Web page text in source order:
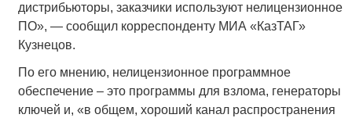
дистрибьюторы, заказчики используют нелицензионное
ПО», — сообщил корреспонденту МИА «КазТАГ»
Кузнецов.
По его мнению, нелицензионное программное
обеспечение – это программы для взлома, генераторы
ключей и, «в общем, хороший канал распространения